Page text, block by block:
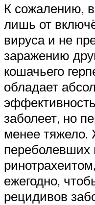
К сожалению,
лишь от
вируса и не
заражению
кошачьего
обладает
заболеет, но
менее тяжело.
переболевших
ежегодно,
рецидивов